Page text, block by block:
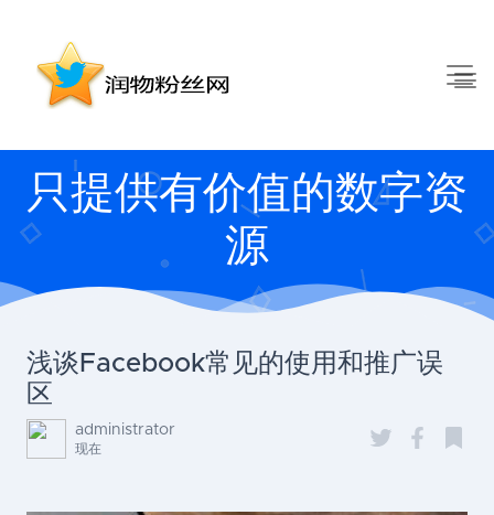
只提供有价值的数字资
源
浅谈Facebook常见的使用和推广误
区
administrator
现在